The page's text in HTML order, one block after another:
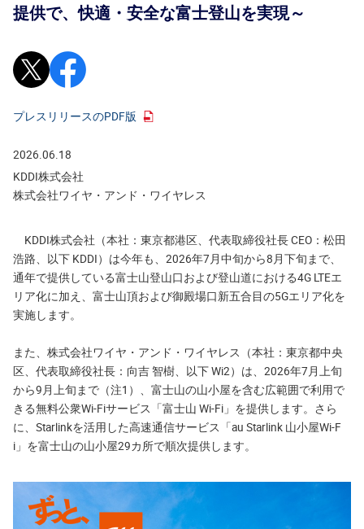
提供で、快適・安全な富士登山を実現～
Xで投稿Facebookでシェア
プレスリリースのPDF版
2026.06.18
KDDI株式会社
株式会社ワイヤ・アンド・ワイヤレス
KDDI株式会社（本社：東京都港区、代表取締役社長 CEO：松田
浩路、以下 KDDI）は今年も、2026年7月中旬から8月下旬まで、
通年で提供している富士山登山口および登山道における4G LTEエ
リア化に加え、富士山頂および御殿場口新五合目の5Gエリア化を
実施します。
また、株式会社ワイヤ・アンド・ワイヤレス（本社：東京都中央
区、代表取締役社長：向吉 智樹、以下 Wi2）は、2026年7月上旬
から9月上旬まで（注1）、富士山の山小屋を含む広範囲で利用で
きる無料公衆Wi-Fiサービス「富士山 Wi-Fi」を提供します。さら
に、Starlinkを活用した高速通信サービス「au Starlink 山小屋Wi-F
i」を富士山の山小屋29カ所で順次提供します。